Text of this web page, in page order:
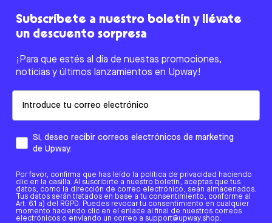
Subscríbete a nuestro boletín y llévate
un descuento sorpresa
¡Para que estés al día de nuestas promociones,
noticias y últimos lanzamientos en Upway!
Sí, deseo recibir correos electrónicos de marketing
de Upway.
Por favor, confirma que has leído la política de privacidad haciendo
clic en la casilla. Al suscribirte a nuestro boletín, aceptas que tus
datos, como la dirección de correo electrónico, sean almacenados.
Tus datos serán tratados en base a tu consentimiento, conforme al
Art. 6.1 a) del RGPD. Puedes revocar tu consentimiento en cualquier
momento haciendo clic en el enlace al final de nuestros correos
electrónicos o enviando un correo a support@upway.shop.